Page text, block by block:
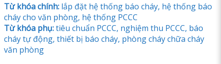
Từ khóa chính: lắp đặt hệ thống báo cháy, hệ thống báo
cháy cho văn phòng, hệ thống PCCC
Từ khóa phụ:tiêu chuẩn PCCC, nghiệm thu PCCC, báo
cháy tự động, thiết bị báo cháy, phòng cháy chữa cháy
văn phòng